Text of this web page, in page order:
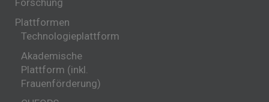
Forschung
Plattformen
Technologieplattform
Akademische
Plattform (inkl.
Frauenförderung)